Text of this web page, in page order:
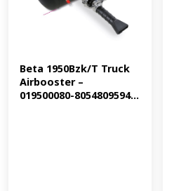
Beta 1950Bzk/T Truck
Airbooster –
019500080-8054809594...